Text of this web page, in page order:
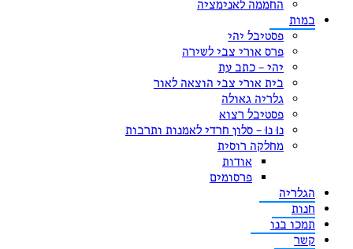
החממה לאנימציה
במות
פסטיבל יהי
פרס אורי צבי לשירה
יהי – כתב עת
בית אורי צבי הוצאה לאור
גלריה גאולה
פסטיבל רצוא
נוּ נוּ – סלון חרדי לאמנות ותרבות
מחלקה רוסית
אודות
פרסומים
הגלריה
חנות
תמכו בנו
קשר